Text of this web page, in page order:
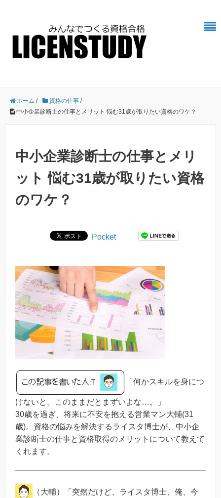
ホーム / 資格の仕事 /
中小企業診断士の仕事とメリット 悩む31歳が取りたい資格のワケ？
中小企業診断士の仕事とメリ
ット 悩む31歳が取りたい資格
のワケ？
Pocket
「何かスキルを身につ
けないと。このままだとまずいよな…。」
30歳を過ぎ、将来に不安を抱える営業マン大輔(31
歳)。資格の悩みを解決するライスタ博士が、中小企
業診断士の仕事と資格取得のメリットについて教えて
くれます。
（大輔）「突然だけど、ライスタ博士、俺、今